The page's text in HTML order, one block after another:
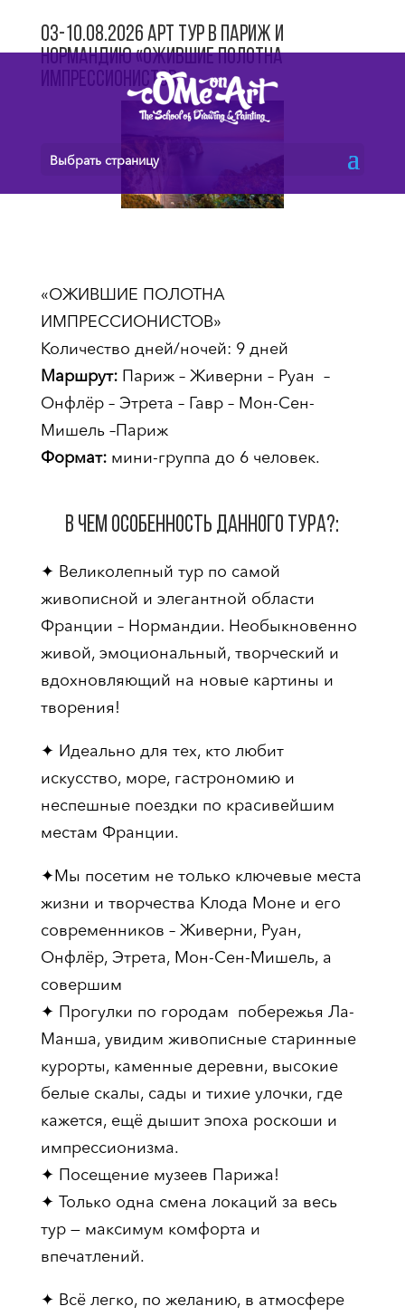
Выбрать страницу
03-10.08.2026 Арт Тур в Париж и
Нормандию «Ожившие полотна
импрессионистов»
«ОЖИВШИЕ ПОЛОТНА
ИМПРЕССИОНИСТОВ»
Количество дней/ночей: 9 дней
Маршрут:Париж – Живерни – Руан –
Онфлёр – Этрета – Гавр – Мон-Сен-
Мишель –Париж
Формат:мини-группа до 6 человек.
В чем особенность данного Тура?:
✦ Великолепный тур по самой
живописной и элегантной области
Франции – Нормандии. Необыкновенно
живой, эмоциональный, творческий и
вдохновляющий на новые картины и
творения!
✦ Идеально для тех, кто любит
искусство, море, гастрономию и
неспешные поездки по красивейшим
местам Франции.
✦Мы посетим не только ключевые места
жизни и творчества Клода Моне и его
современников – Живерни, Руан,
Онфлёр, Этрета, Мон-Сен-Мишель, а
совершим
✦ Прогулки по городам побережья Ла-
Манша, увидим живописные старинные
курорты, каменные деревни, высокие
белые скалы, сады и тихие улочки, где
кажется, ещё дышит эпоха роскоши и
импрессионизма.
✦ Посещение музеев Парижа!
✦ Только одна смена локаций за весь
тур — максимум комфорта и
впечатлений.
✦ Всё легко, по желанию, в атмосфере